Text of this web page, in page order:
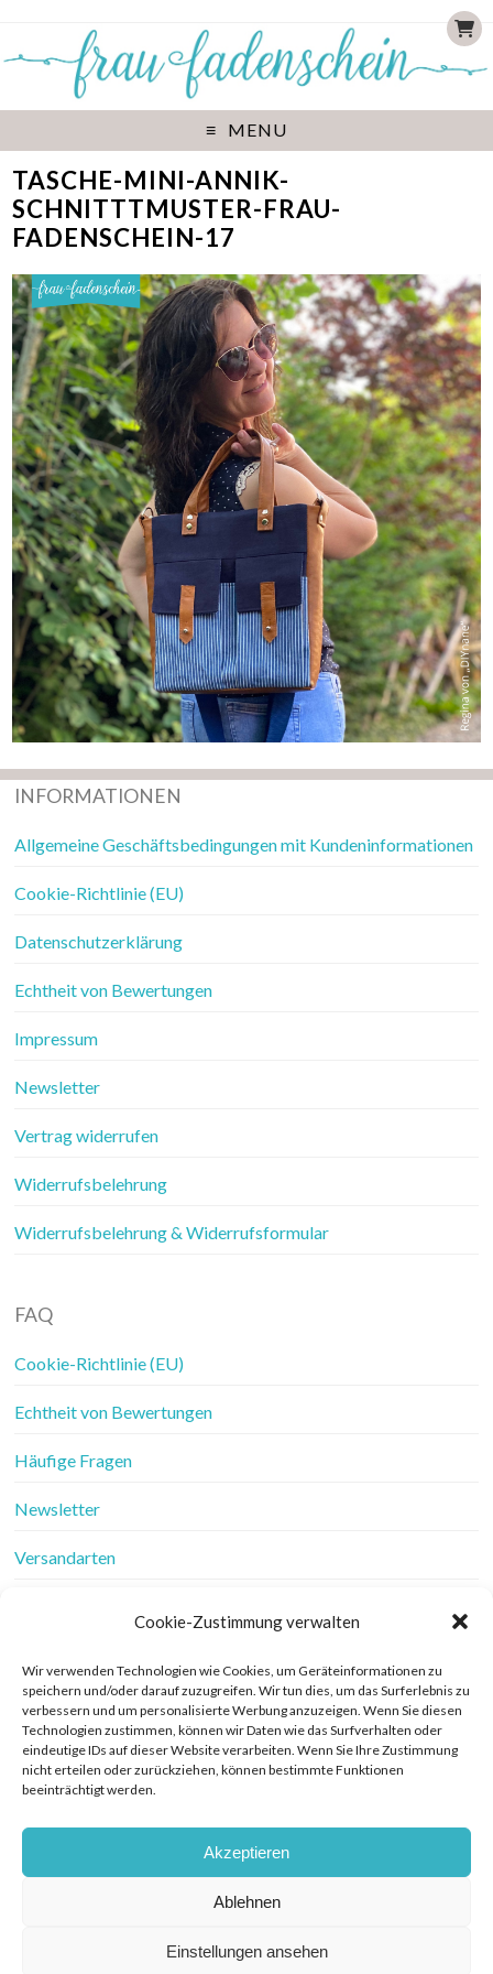
Cookie-Zustimmung verwalten
Wir verwenden Technologien wie Cookies, um Geräteinformationen zu
speichern und/oder darauf zuzugreifen. Wir tun dies, um das Surferlebnis zu
verbessern und um personalisierte Werbung anzuzeigen. Wenn Sie diesen
Technologien zustimmen, können wir Daten wie das Surfverhalten oder
eindeutige IDs auf dieser Website verarbeiten. Wenn Sie Ihre Zustimmung
nicht erteilen oder zurückziehen, können bestimmte Funktionen
beeinträchtigt werden.
Akzeptieren
Ablehnen
Einstellungen ansehen
MENU
TASCHE-MINI-ANNIK-
SCHNITTTMUSTER-FRAU-
FADENSCHEIN-17
INFORMATIONEN
Allgemeine Geschäftsbedingungen mit Kundeninformationen
Cookie-Richtlinie (EU)
Datenschutzerklärung
Echtheit von Bewertungen
Impressum
Newsletter
Vertrag widerrufen
Widerrufsbelehrung
Widerrufsbelehrung & Widerrufsformular
FAQ
Cookie-Richtlinie (EU)
Echtheit von Bewertungen
Häufige Fragen
Newsletter
Versandarten
Werbung
Widerrufsbelehrung
Zahlungsarten
© COPYRIGHT FRAU FADENSCHEIN 2019. THEME BY BLUCHIC